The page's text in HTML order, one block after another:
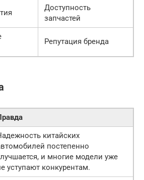
Доступность
запчастей
Репутация бренда
китайских
постепенно
и многие модели уже
уступают конкурентам.